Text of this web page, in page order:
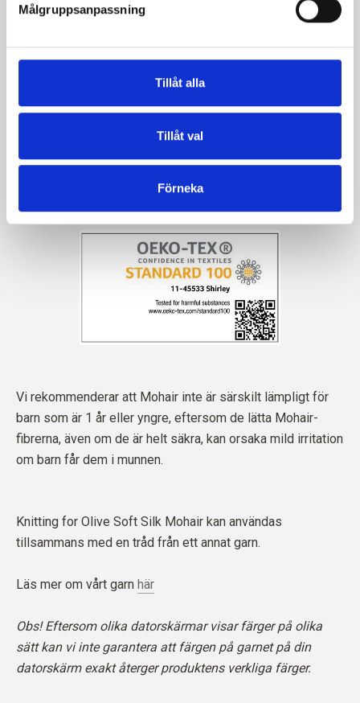
Målgruppsanpassning
Tillåt alla
Tillåt val
Förneka
Vi rekommenderar att Mohair inte är särskilt lämpligt för
barn som är 1 år eller yngre, eftersom de lätta Mohair-
fibrerna, även om de är helt säkra, kan orsaka mild irritation
om barn får dem i munnen.
Knitting for Olive Soft Silk Mohair kan användas
tillsammans med en tråd från ett annat garn.
Läs mer om vårt garn här
Obs! Eftersom olika datorskärmar visar färger på olika
sätt kan vi inte garantera att färgen på garnet på din
datorskärm exakt återger produktens verkliga färger.